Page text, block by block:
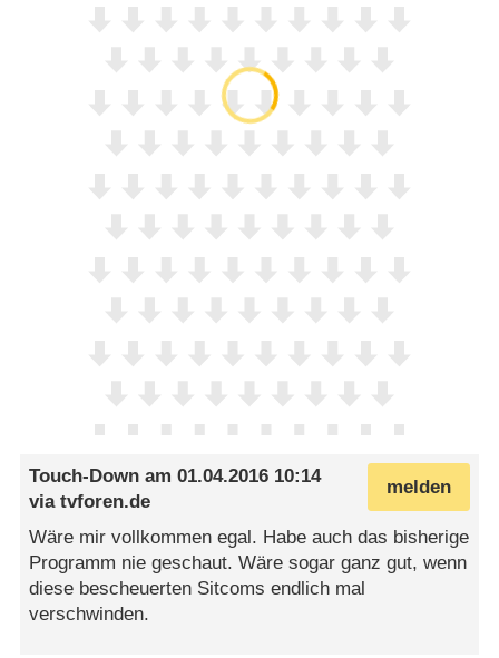
melden
Touch-Down am01.04.2016 10:14
viatvforen.de
Wäre mir vollkommen egal. Habe auch das bisherige
Programm nie geschaut. Wäre sogar ganz gut, wenn
diese bescheuerten Sitcoms endlich mal
verschwinden.